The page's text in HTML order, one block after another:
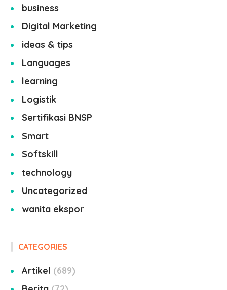
business
Digital Marketing
ideas & tips
Languages
learning
Logistik
Sertifikasi BNSP
Smart
Softskill
technology
Uncategorized
wanita ekspor
CATEGORIES
Artikel
689